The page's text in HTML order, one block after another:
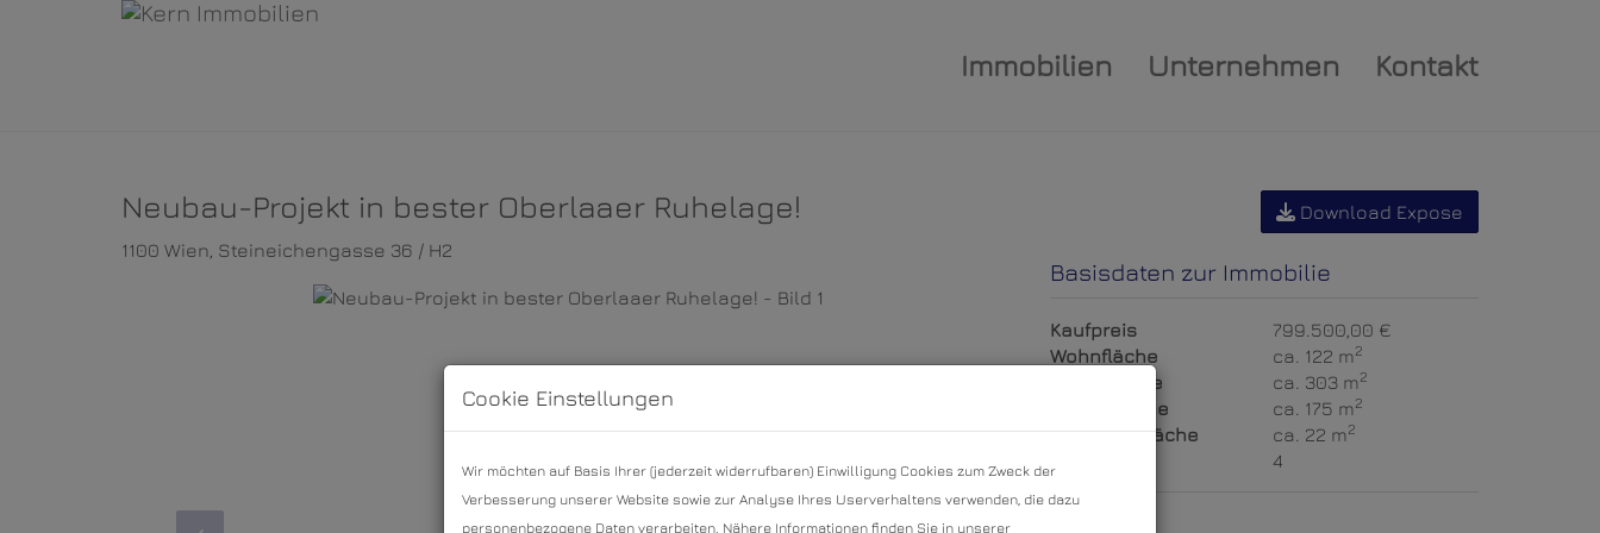
Immobilien Unternehmen Kontakt
Neubau-Projekt in bester Oberlaaer Ruhelage!
1100 Wien , Steineichengasse 36 / H2
Download Expose
Basisdaten zur Immobilie
Kaufpreis
799.500,00 €
Wohnfläche
ca. 122 m2
Grundfläche ca. 303 m2
Gartenfläche ca. 175 m2
Terrassenfläche ca. 22 m2
4
Cookie Einstellungen
Wir möchten auf Basis Ihrer (jederzeit widerrufbaren) Einwilligung Cookies zum Zweck der
Verbesserung unserer Website sowie zur Analyse Ihres Userverhaltens verwenden, die dazu
personenbezogene Daten verarbeiten. Nähere Informationen finden Sie in unserer